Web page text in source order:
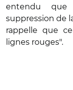
entendu
suppression de
rappelle que
lignes rouges".